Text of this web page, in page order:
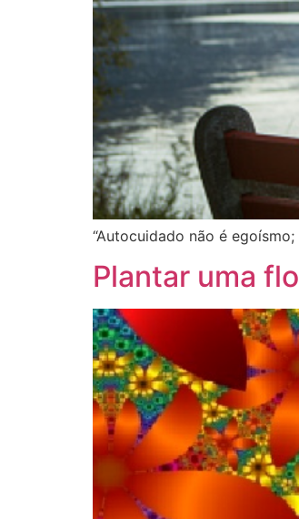
“Autocuidado não é
Plantar uma